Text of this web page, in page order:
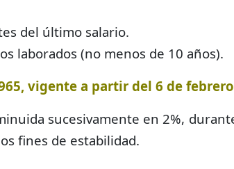
del último salario.
laborados (no menos de 10 años).
vigente a partir del 6 de
sucesivamente en 2%,
fines de estabilidad.